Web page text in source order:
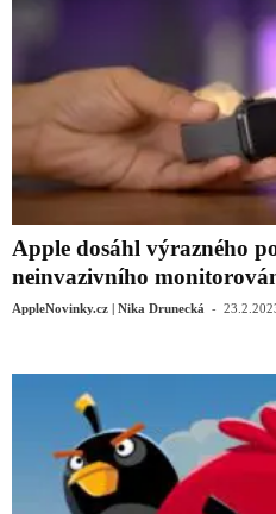
Apple dosáhl výrazného
neinvazivního
AppleNovinky.cz | Nika Drunecká -